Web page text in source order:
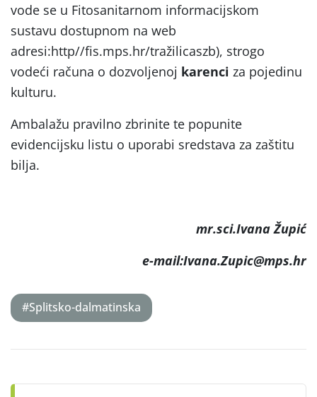
vode se u Fitosanitarnom informacijskom
sustavu dostupnom na web
adresi:http//fis.mps.hr/tražilicaszb), strogo
vodeći računa o dozvoljenoj karenci za pojedinu
kulturu.
Ambalažu pravilno zbrinite te popunite
evidencijsku listu o uporabi sredstava za zaštitu
bilja.
mr.sci.Ivana Župić
e-mail:Ivana.Zupic@mps.hr
#Splitsko-dalmatinska
navigation